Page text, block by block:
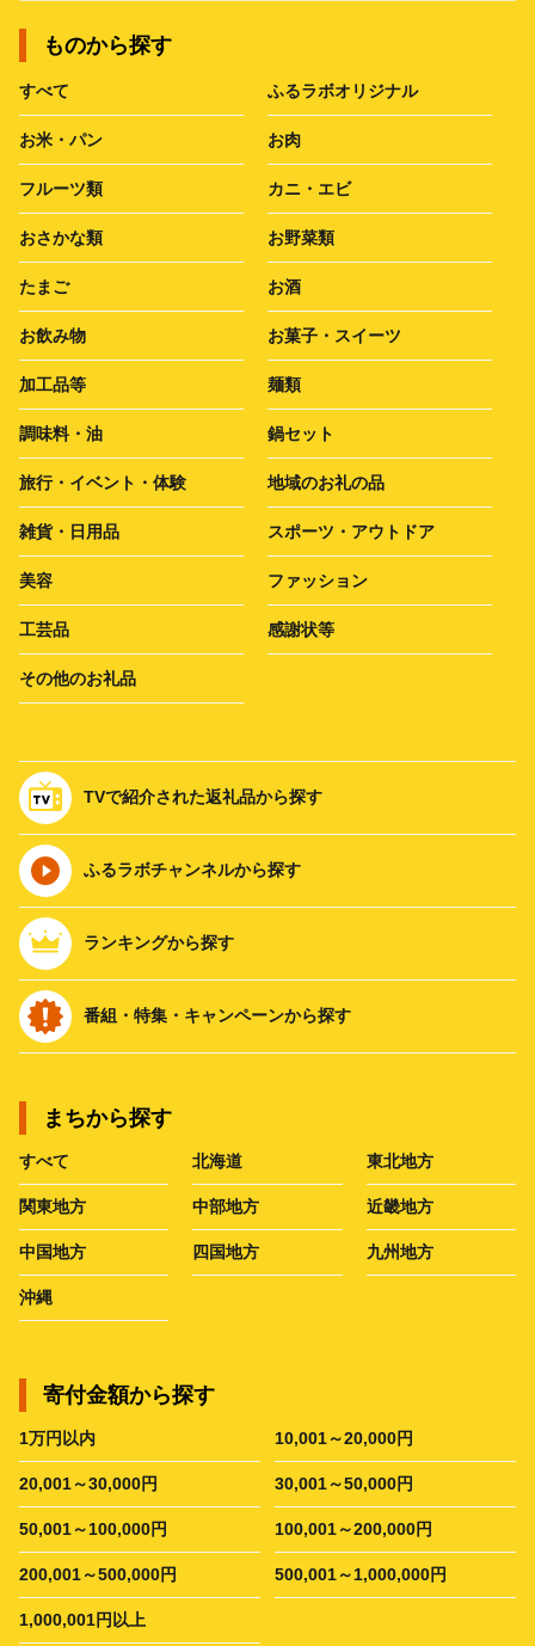
ものから探す
すべて ふるラボオリジナル
お米・パン お肉
フルーツ類 カニ・エビ
おさかな類 お野菜類
たまご お酒
お飲み物 お菓子・スイーツ
加工品等 麺類
調味料・油 鍋セット
旅行・イベント・体験 地域のお礼の品
雑貨・日用品 スポーツ・アウトドア
美容 ファッション
工芸品 感謝状等
その他のお礼品
TVで紹介された返礼品から探す
ふるラボチャンネルから探す
ランキングから探す
番組・特集・キャンペーンから探す
まちから探す
すべて 北海道 東北地方
関東地方 中部地方 近畿地方
中国地方 四国地方 九州地方
沖縄
寄付金額から探す
1万円以内 10,001～20,000円
20,001～30,000円 30,001～50,000円
50,001～100,000円 100,001～200,000円
200,001～500,000円 500,001～1,000,000円
1,000,001円以上